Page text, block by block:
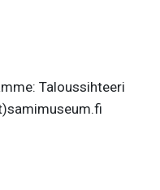
Taloussihteeri